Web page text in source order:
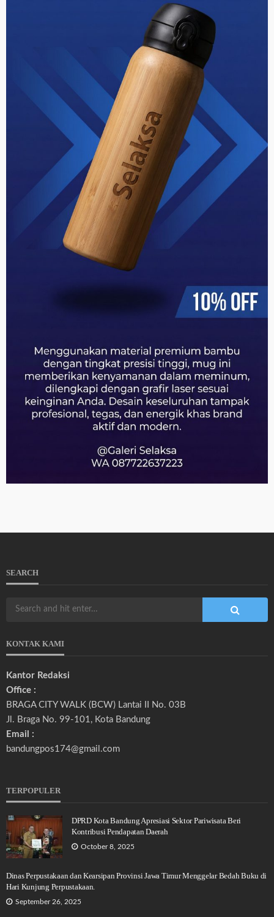
SEARCH
KONTAK KAMI
Kantor Redaksi
Office :
BRAGA CITY WALK (BCW) Lantai II No. 03B
Jl. Braga No. 99-101, Kota Bandung
Email :
bandungpos174@gmail.com
TERPOPULER
DPRD Kota Bandung Apresiasi Sektor Pariwisata Beri
Kontribusi Pendapatan Daerah
October 8, 2025
Dinas Perpustakaan dan Kearsipan Provinsi Jawa Timur Menggelar Bedah Buku di
Hari Kunjung Perpustakaan.
September 26, 2025